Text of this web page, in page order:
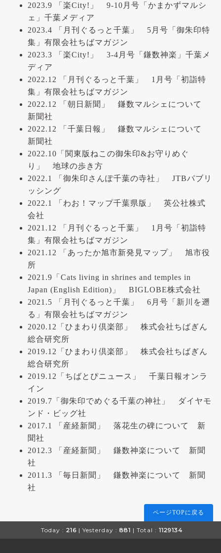
2023.9 「楽City!」 9-10月号「かまかずマルシ
ェ」千葉メディア
2023.4 「月刊ぐるっと千葉」 5月号「御朱印特
集」有限会社ちばマガジン
2023.3 「楽City!」 3-4月号「鎌数神楽」千葉メ
ディア
2022.12 「月刊ぐるっと千葉」 1月号「初詣特
集」有限会社ちばマガジン
2022.12 「朝日新聞」 鎌数マルシェについて
新聞社
2022.12 「千葉日報」 鎌数マルシェについて
新聞社
2022.10「関東版ねこの御朱印&お守りめぐ
り」 地球の歩き方
2022.1 「御朱印さんぽ千葉の寺社」 JTBパブリ
ッシング
2022.1 「わお！マップ千葉県版」 英公社株式
会社
2021.12 「月刊ぐるっと千葉」 1月号「初詣特
集」有限会社ちばマガジン
2021.12 「あったか旭市新発見マップ」 旭市役
所
2021.9「Cats living in shrines and temples in
Japan (English Edition)」 BIGLOBE株式会社
2021.5 「月刊ぐるっと千葉」 6月号「新川を遡
る」有限会社ちばマガジン
2020.12「ひまわり倶楽部」 株式会社ちばぎん
総合研究所
2019.12「ひまわり倶楽部」 株式会社ちばぎん
総合研究所
2019.12「ちばとぴニュース」 千葉日報オンラ
イン
2019.7「御朱印でめぐる千葉の神社」 ダイヤモ
ンド・ビッグ社
2017.1 「産経新聞」 落花生の碑について 新
聞社
2012.3 「産経新聞」 鎌数神楽について 新聞
社
2011.3 「毎日新聞」 鎌数神楽について 新聞
社
ページTOPに戻る
Today : 216 | Yesterday : 881 | Total : 1129134